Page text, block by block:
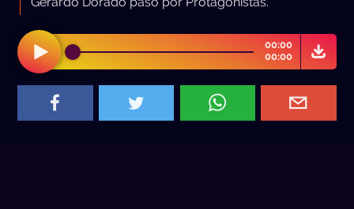
00:00
00:00